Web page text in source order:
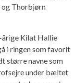
og Thorbjørn
Kilat Hallie
i ringen som favorit
større navne som
under bæltet